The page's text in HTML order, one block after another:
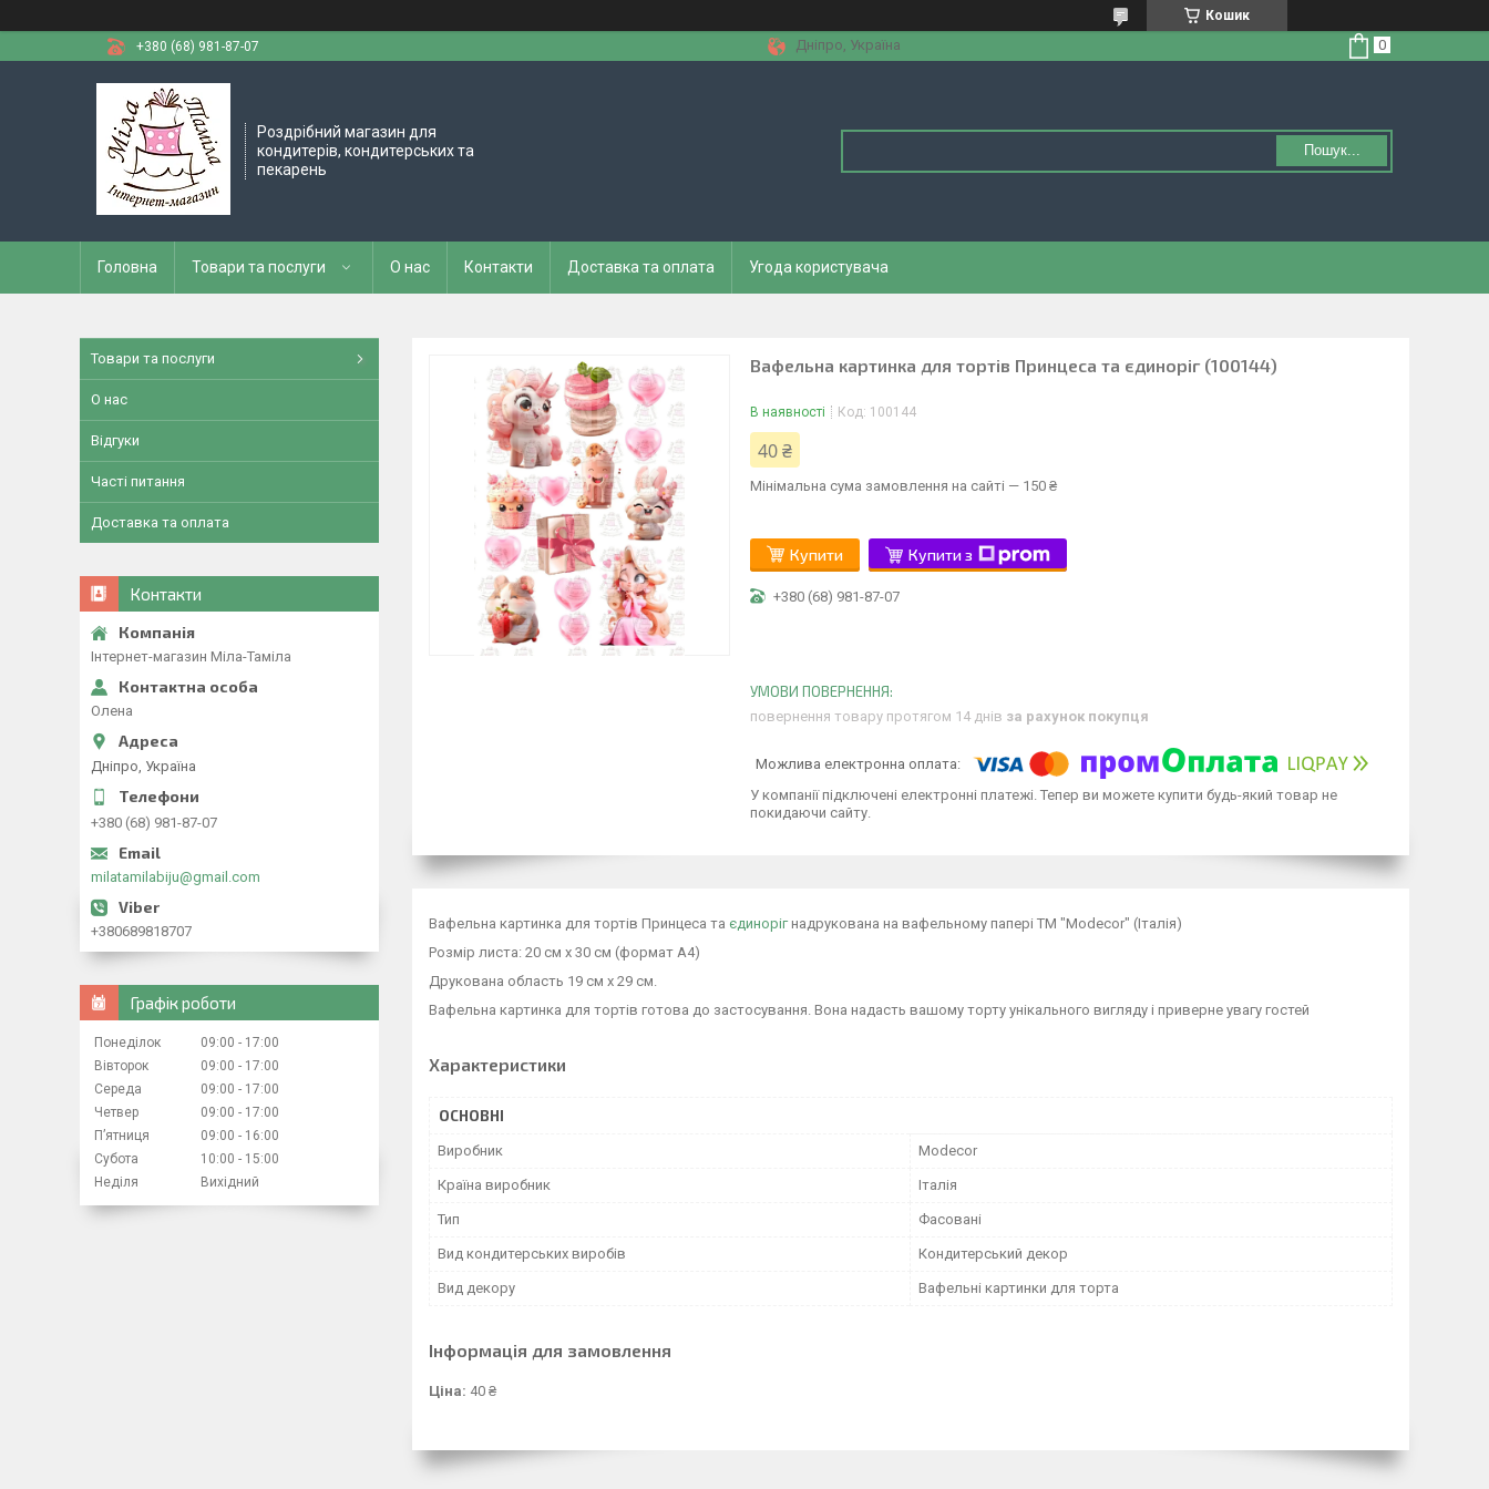
Кошик
+380 (68) 981-87-07
Дніпро, Україна
Роздрібний магазин для
кондитерів, кондитерських та
пекарень
Пошук...
Головна Товари та послуги О нас Контакти Доставка та оплата Угода користувача
Вафельна картинка для тортів Принцеса та єдиноріг (100144)
В наявності Код: 100144
40 ₴
Мінімальна сума замовлення на сайті — 150 ₴
Купити Купити з
+380 (68) 981-87-07
повернення товару протягом 14 днів за рахунок покупця
У компанії підключені електронні платежі. Тепер ви можете купити будь-який товар не
покидаючи сайту.
Вафельна картинка для тортів Принцеса та єдинорігнадрукована на вафельному папері ТМ "Modecor" (Італія)
Розмір листа: 20 см х 30 см (формат А4)
Друкована область 19 см x 29 см.
Вафельна картинка для тортів готова до застосування. Вона надасть вашому торту унікального вигляду і приверне увагу гостей
Характеристики
ОСНОВНІ
Виробник Modecor
Країна виробник Італія
Тип Фасовані
Вид кондитерських виробів Кондитерський декор
Вид декору Вафельні картинки для торта
Інформація для замовлення
Ціна: 40 ₴
Товари та послуги
О нас
Відгуки
Часті питання
Доставка та оплата
Контакти
Інтернет-магазин Міла-Таміла
Олена
Дніпро, Україна
+380 (68) 981-87-07
milatamilabiju@gmail.com
+380689818707
Графік роботи
Понеділок 09:00
17:00
Вівторок
09:00
17:00
Середа
09:00
17:00
Четвер
09:00
17:00
Пʼятниця
09:00
16:00
Субота
10:00
15:00
Неділя
Вихідний